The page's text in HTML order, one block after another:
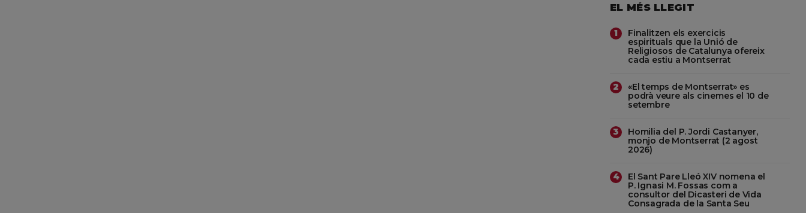
EL MÉS LLEGIT
1
Finalitzen els exercicis
espirituals que la Unió de
Religiosos de Catalunya ofereix
cada estiu a Montserrat
2
«El temps de Montserrat» es
podrà veure als cinemes el 10 de
setembre
3
Homilia del P. Jordi Castanyer,
monjo de Montserrat (2 agost
2026)
4
El Sant Pare Lleó XIV nomena el
P. Ignasi M. Fossas com a
consultor del Dicasteri de Vida
Consagrada de la Santa Seu